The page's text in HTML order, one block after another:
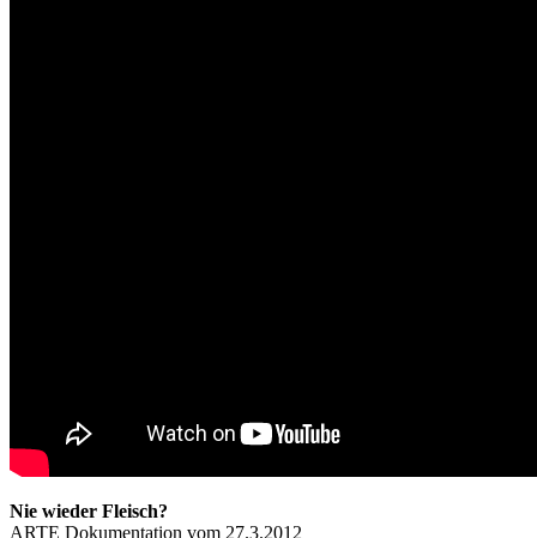
Nie wieder Fleisch?
ARTE Dokumentation vom 27.3.2012